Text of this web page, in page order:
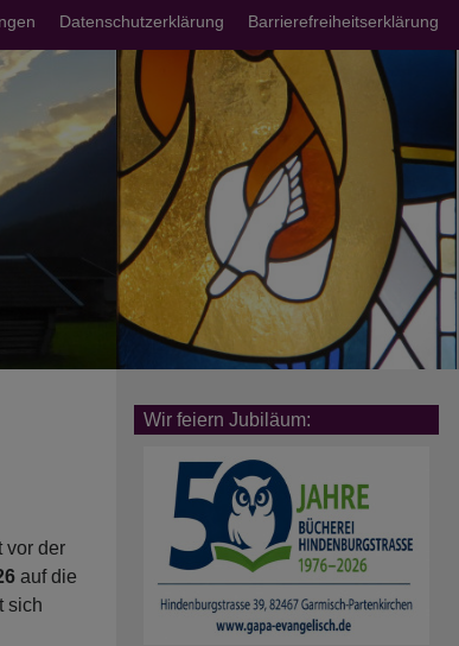
Datenschutzerklärung Barrierefreiheitserklärung
vor der
auf die
sich
Wir feiern Jubiläum: